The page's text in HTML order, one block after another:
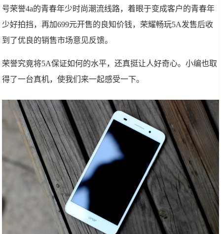
号荣誉4a的青春年少时尚潮流线路，着眼于变成客户的青春年
少好拍挡，再加699元开售的良知价钱，荣耀畅玩5A发售后收
到了优良的销售市场意见反馈。
荣誉究竟将5A保证如何的水平，还真挺让人好奇心。小编也取
得了一台真机，使我们来一起感受一下。